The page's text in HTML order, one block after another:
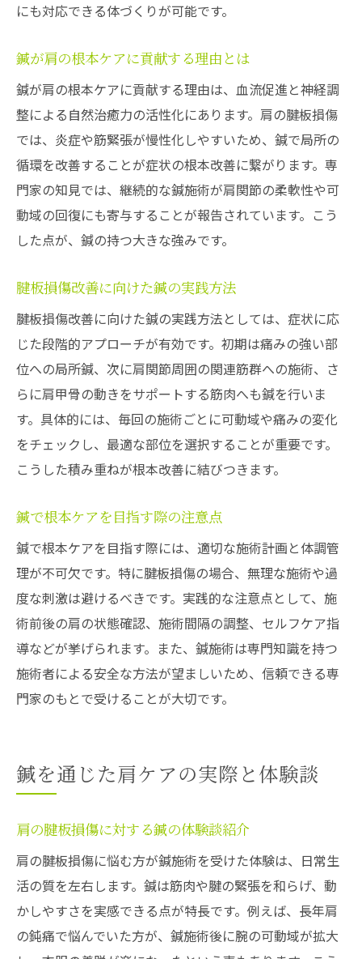
にも対応できる体づくりが可能です。
鍼が肩の根本ケアに貢献する理由とは
鍼が肩の根本ケアに貢献する理由は、血流促進と神経調
整による自然治癒力の活性化にあります。肩の腱板損傷
では、炎症や筋緊張が慢性化しやすいため、鍼で局所の
循環を改善することが症状の根本改善に繋がります。専
門家の知見では、継続的な鍼施術が肩関節の柔軟性や可
動域の回復にも寄与することが報告されています。こう
した点が、鍼の持つ大きな強みです。
腱板損傷改善に向けた鍼の実践方法
腱板損傷改善に向けた鍼の実践方法としては、症状に応
じた段階的アプローチが有効です。初期は痛みの強い部
位への局所鍼、次に肩関節周囲の関連筋群への施術、さ
らに肩甲骨の動きをサポートする筋肉へも鍼を行いま
す。具体的には、毎回の施術ごとに可動域や痛みの変化
をチェックし、最適な部位を選択することが重要です。
こうした積み重ねが根本改善に結びつきます。
鍼で根本ケアを目指す際の注意点
鍼で根本ケアを目指す際には、適切な施術計画と体調管
理が不可欠です。特に腱板損傷の場合、無理な施術や過
度な刺激は避けるべきです。実践的な注意点として、施
術前後の肩の状態確認、施術間隔の調整、セルフケア指
導などが挙げられます。また、鍼施術は専門知識を持つ
施術者による安全な方法が望ましいため、信頼できる専
門家のもとで受けることが大切です。
鍼を通じた肩ケアの実際と体験談
肩の腱板損傷に対する鍼の体験談紹介
肩の腱板損傷に悩む方が鍼施術を受けた体験は、日常生
活の質を左右します。鍼は筋肉や腱の緊張を和らげ、動
かしやすさを実感できる点が特長です。例えば、長年肩
の鈍痛で悩んでいた方が、鍼施術後に腕の可動域が拡大